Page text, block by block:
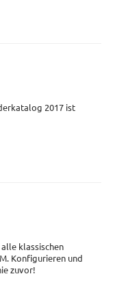
2017 ist
klassischen
Konfigurieren und
zuvor!